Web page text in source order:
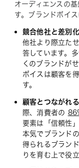
オーディエンスの
す。ブランドボイ
競合他社と差別化
他社より際立た
答しています。
くのブランドが
ボイスは顧客を
す。
顧客とつながれる
際、消費者の
要素は「信頼性
本気でブランド
得られるブラン
りを育む上で役立